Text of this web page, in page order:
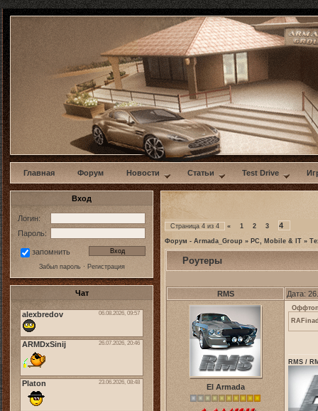
w
Главная Форум Новости Статьи Test Drive
Вход
Логин:
Пароль:
запомнить
Забыл пароль· Регистрация
Чат
Страница 4 из 4 « 1 2 3 4
Форум - Armada_Group » PC, Mobile & IT »
Роутеры
RMS Дата:
El Armada
Оффтоп
RMS /